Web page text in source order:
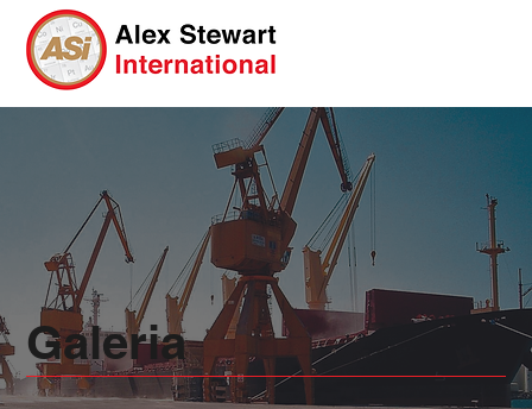
Galeria